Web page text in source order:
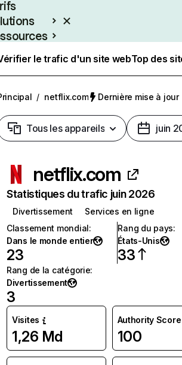
le trafic d'un site webTop des
/ netflix.com Dernière mise à jour
Tous les appareils juin
netflix.com
Statistiques du trafic juin 2026
Divertissement
Services en ligne
Classement mondial:
Dans le monde entier
23
Rang du pays:
États-Unis
33
Rang de la catégorie:
Divertissement
3
Visites
1,26 Md
Authority Score
100